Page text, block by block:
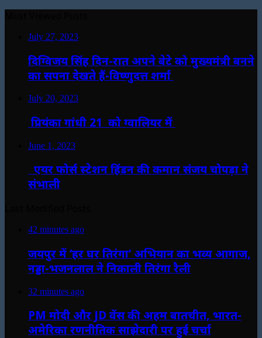
July 27, 2023
दिग्विजय सिंह दिन-रात अपने बेटे को मुख्यमंत्री बनने
का सपना देखते हैं-विष्णुदत्त शर्मा
July 20, 2023
प्रियंका गांधी 21 को ग्वालियर में
June 1, 2023
एयर फोर्स स्टेशन हिंडन की कमान संजय चोपड़ा ने
संभाली
42 minutes ago
जयपुर में ‘हर घर तिरंगा’ अभियान का भव्य आगाज,
नड्डा-भजनलाल ने निकाली तिरंगा रैली
32 minutes ago
PM मोदी और JD वेंस की अहम बातचीत, भारत-
अमेरिका रणनीतिक साझेदारी पर हुई चर्चा